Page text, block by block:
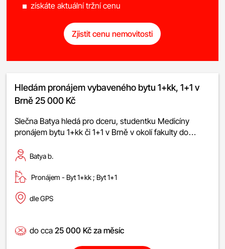
získáte aktuální tržní cenu
Zjistit cenu nemovitosti
Hledám pronájem vybaveného bytu 1+kk, 1+1 v
Brně 25 000 Kč
Slečna Batya hledá pro dceru, studentku Medicíny
pronájem bytu 1+kk či 1+1 v Brně v okolí fakulty do…
Batya b.
Pronájem - byt 1+kk ; byt 1+1
dle GPS
do cca25 000 Kč za měsíc